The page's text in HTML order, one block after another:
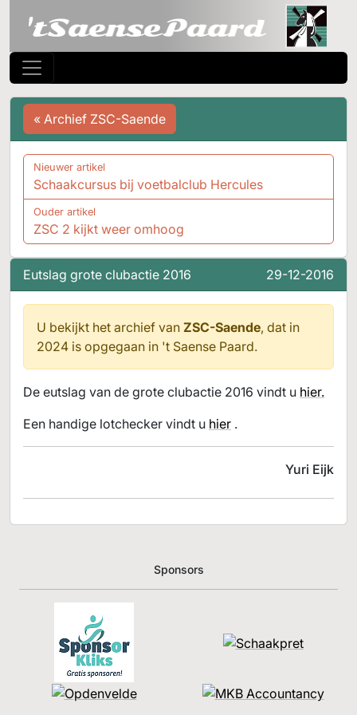
Eutslag grote clubactie 2016 29-12-2016
U bekijkt het archief van ZSC-Saende, dat in
2024 is opgegaan in 't Saense Paard.
De eutslag van de grote clubactie 2016 vindt u hier.
Een handige lotchecker vindt u hier .
Yuri Eijk
« Archief ZSC-Saende
Nieuwer artikel
Schaakcursus bij voetbalclub Hercules
Ouder artikel
ZSC 2 kijkt weer omhoog
Sponsors